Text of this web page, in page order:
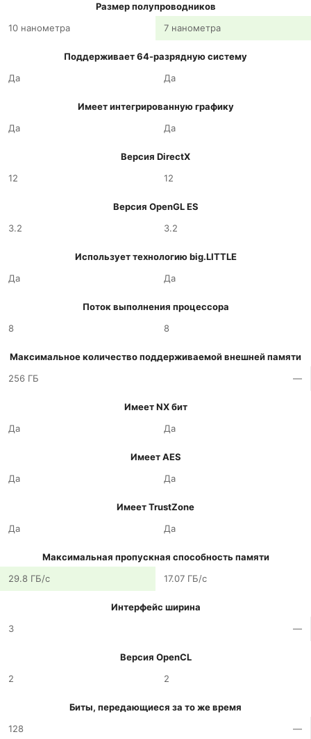
Размер полупроводников
10 нанометра
7 нанометра
Поддерживает 64-разрядную систему
Да
Да
Имеет интегрированную графику
Да
Да
Версия DirectX
12
12
Версия OpenGL ES
3.2
3.2
Использует технологию big.LITTLE
Да
Да
Поток выполнения процессора
8
8
Максимальное количество поддерживаемой внешней памяти
256 ГБ
—
Имеет NX бит
Да
Да
Имеет AES
Да
Да
Имеет TrustZone
Да
Да
Максимальная пропускная способность памяти
29.8 ГБ/с
17.07 ГБ/с
Интерфейс ширина
3
—
Версия OpenCL
2
2
Биты, передающиеся за то же время
128
—